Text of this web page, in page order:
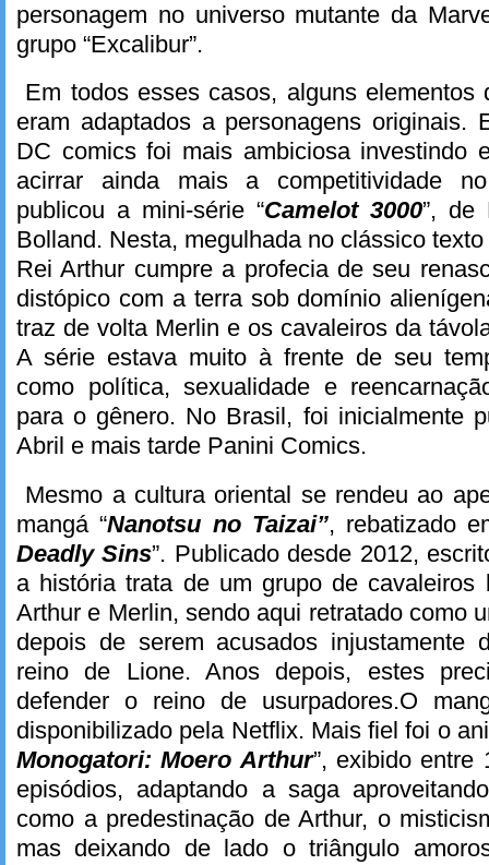
personagem no universo mutante da
grupo “Excalibur”.
Em todos esses casos, alguns elementos
eram adaptados a personagens originais.
DC comics foi mais ambiciosa investindo
acirrar ainda mais a competitividade
publicou a mini-série “Camelot 3000”, de
Bolland. Nesta, megulhada no clássico
Rei Arthur cumpre a profecia de seu
distópico com a terra sob domínio
traz de volta Merlin e os cavaleiros da
A série estava muito à frente de seu
como política, sexualidade e
para o gênero. No Brasil, foi inicialmente
Abril e mais tarde Panini Comics.
Mesmo a cultura oriental se rendeu ao
mangá “Nanotsu no Taizai”, rebatizado
Deadly Sins”. Publicado desde 2012,
a história trata de um grupo de cavaleiros
Arthur e Merlin, sendo aqui retratado como
depois de serem acusados injustamente
reino de Lione. Anos depois, estes
defender o reino de usurpadores.O
disponibilizado pela Netflix. Mais fiel foi o
Monogatori: Moero Arthur”, exibido entre
episódios, adaptando a saga
como a predestinação de Arthur, o
mas deixando de lado o triângulo